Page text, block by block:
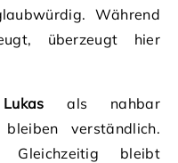
Während
überzeugt hier
als nahbar
verständlich.
Gleichzeitig bleibt